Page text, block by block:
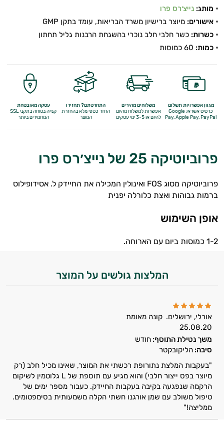
ויטמינים ליפוזומליים
מולטי ויטמינים
Q10
אומגה 3
ויטמין A
ויטמין C
ויטמין D
ויטמין E
ויטמינים לגברים
טבעוניים | VEGAN
כורכום וכורכומין
כרום
מגנזיום
סידן
פרוביוטיקה
מותג: נייצ׳רס פרו
אישורים: מיוצר ברישיון משרד הבריאות, עומד בתקן GMP
כשרות: כשר חלבי חלב נוכרי בהשגחת הרבנות גליל תחתון
כמות:
מגוון אפשרויות תשלום
כרטיס אשראי, Google
Pay,Apple Pay, PayPal
משלוחים מהירים
אפשרות למשלוח מהיום
להיום או 3-5 ימי עסקים
התחרטתם? תחזירו
החזר כספי מלאבהחזרת
המוצר
עסקה מאובטחת
קנייה בטוחה בתקני SSL
המחמירים ביותר
פרוביוטיקה 25 של נייצ׳רס פרו
פרוביוטיקה מסוג FOS ואינולין המכילה את החיידק ל. אסידופילוס
ברמות גבוהות ואצת כלורלה יפנית
אופן השימוש
1-2 כמוסות ביום עם הארוחה.
המלצות גולשים על המוצר
אורלי, ירושלים. קונה מאומת
25.08.20
משך נטילת התוסף: חודש
סיבה: הליקובקטר
"בעקבות המלצת נתורופת רכשתי את המוצר, שאינו מכיל חלב (רק
מיוצר בפס ייצור חלבי) והוא מגיע עם תוספת של L גלוטמין לשיקום
הרקמה שנפגעה בקיבה בעקבות החיידק. כעבור מספר ימים של
טיפול משולב עם שמן אורגנו חשתי הקלה משמעותית בסימפטומים.
ממליצה!"